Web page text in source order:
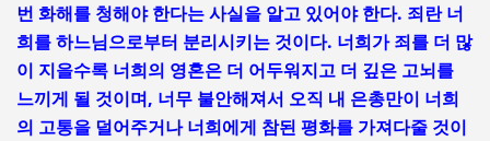
번 화해를 청해야 한다는 사실을 알고 있어야 한다. 죄란 너
희를 하느님으로부터 분리시키는 것이다. 너희가 죄를 더 많
이 지을수록 너희의 영혼은 더 어두워지고 더 깊은 고뇌를
느끼게 될 것이며, 너무 불안해져서 오직 내 은총만이 너희
의 고통을 덜어주거나 너희에게 참된 평화를 가져다줄 것이